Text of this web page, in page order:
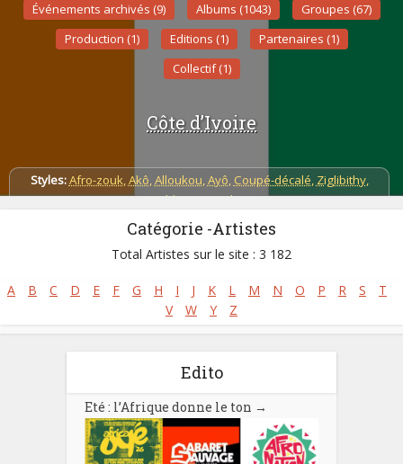
Événements archivés (9)
Albums (1043)
Groupes (67)
Production (1)
Editions (1)
Partenaires (1)
Collectif (1)
Côte d’Ivoire
Styles:Afro-zouk,Akô,Alloukou,Ayô, Coupé-décalé, Ziglibithy,
Zoblazo,Zouglou
Catégorie -Artistes
Total Artistes sur le site : 3 182
A B C D E F G H I J K L M N O P R S
T
V
W Y Z
Edito
Eté : l’Afrique donne le ton →